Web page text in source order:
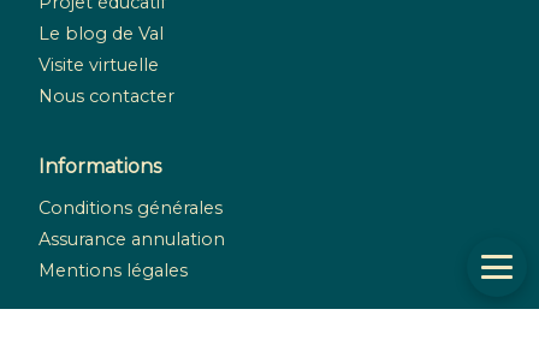
Le blog de Val
Visite virtuelle
Nous contacter
Informations
Conditions générales
Assurance annulation
Mentions légales